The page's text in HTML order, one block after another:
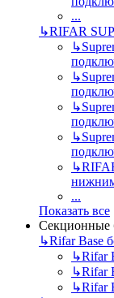
...
↳RIFAR
↳
↳
↳
↳
↳
...
Показать все
Секционные
↳Rifar Base
↳Rifar
↳Rifar
↳Rifar